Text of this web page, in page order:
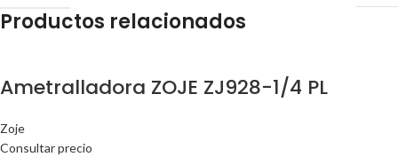
Productos relacionados
Ametralladora ZOJE ZJ928-1/4 PL
Zoje
Consultar precio